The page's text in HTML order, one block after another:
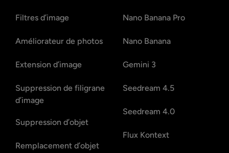
Filtres d’image
Améliorateur de photos
Extension d’image
Suppression de filigrane
d’image
Suppression d’objet
Remplacement d’objet
Nano Banana Pro
Nano Banana
Gemini 3
Seedream 4.5
Seedream 4.0
Flux Kontext